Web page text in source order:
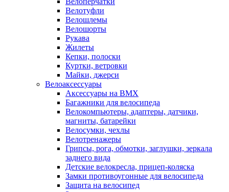
Велотуфли
Велошлемы
Велошорты
Рукава
Жилеты
Кепки, полоски
Куртки, ветровки
Майки, джерси
Велоаксессуары
Аксессуары на BMX
Багажники для велосипеда
Велокомпьютеры, адаптеры, датчики,
магниты, батарейки
Велосумки, чехлы
Велотренажеры
Грипсы, рога, обмотки, заглушки, зеркала
заднего вида
Детские велокресла, прицеп-коляска
Замки противоугонные для велосипеда
Защита на велосипед